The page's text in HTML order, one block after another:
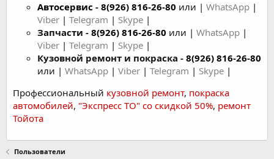
Автосервис - 8(926) 816-26-80 или | WhatsApp |
Viber | Telegram | Skype |
Запчасти - 8(926) 816-26-80 или | WhatsApp |
Viber | Telegram | Skype |
Кузовной ремонт и покраска - 8(926) 816-26-80
или | WhatsApp | Viber | Telegram | Skype |
Профессиональный кузовной ремонт, покраска
автомобилей, "Экспресс ТО" со скидкой 50%, ремонт
Тойота
Пользователи